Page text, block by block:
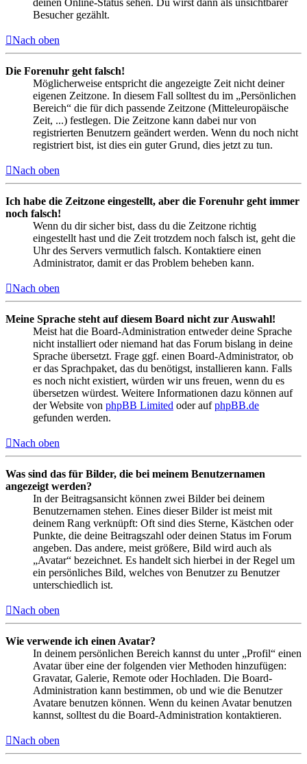
deinen Online-Status sehen. Du wirst dann als unsichtbarer
Besucher gezählt.
Nach oben
Die Forenuhr geht falsch!
Möglicherweise entspricht die angezeigte Zeit nicht deiner
eigenen Zeitzone. In diesem Fall solltest du im „Persönlichen
Bereich“ die für dich passende Zeitzone (Mitteleuropäische
Zeit, ...) festlegen. Die Zeitzone kann dabei nur von
registrierten Benutzern geändert werden. Wenn du noch nicht
registriert bist, ist dies ein guter Grund, dies jetzt zu tun.
Nach oben
Ich habe die Zeitzone eingestellt, aber die Forenuhr geht immer
noch falsch!
Wenn du dir sicher bist, dass du die Zeitzone richtig
eingestellt hast und die Zeit trotzdem noch falsch ist, geht die
Uhr des Servers vermutlich falsch. Kontaktiere einen
Administrator, damit er das Problem beheben kann.
Nach oben
Meine Sprache steht auf diesem Board nicht zur Auswahl!
Meist hat die Board-Administration entweder deine Sprache
nicht installiert oder niemand hat das Forum bislang in deine
Sprache übersetzt. Frage ggf. einen Board-Administrator, ob
er das Sprachpaket, das du benötigst, installieren kann. Falls
es noch nicht existiert, würden wir uns freuen, wenn du es
übersetzen würdest. Weitere Informationen dazu können auf
der Website von phpBB Limited oder aufphpBB.de
gefunden werden.
Nach oben
Was sind das für Bilder, die bei meinem Benutzernamen
angezeigt werden?
In der Beitragsansicht können zwei Bilder bei deinem
Benutzernamen stehen. Eines dieser Bilder ist meist mit
deinem Rang verknüpft: Oft sind dies Sterne, Kästchen oder
Punkte, die deine Beitragszahl oder deinen Status im Forum
angeben. Das andere, meist größere, Bild wird auch als
„Avatar“ bezeichnet. Es handelt sich hierbei in der Regel um
ein persönliches Bild, welches von Benutzer zu Benutzer
unterschiedlich ist.
Nach oben
Wie verwende ich einen Avatar?
In deinem persönlichen Bereich kannst du unter „Profil“ einen
Avatar über eine der folgenden vier Methoden hinzufügen:
Gravatar, Galerie, Remote oder Hochladen. Die Board-
Administration kann bestimmen, ob und wie die Benutzer
Avatare benutzen können. Wenn du keinen Avatar benutzen
kannst, solltest du die Board-Administration kontaktieren.
Nach oben